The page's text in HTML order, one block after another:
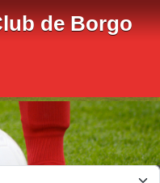
de Borgo